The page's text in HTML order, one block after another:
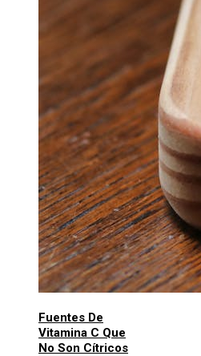
Fuentes De
Vitamina C Que
No Son Cítricos